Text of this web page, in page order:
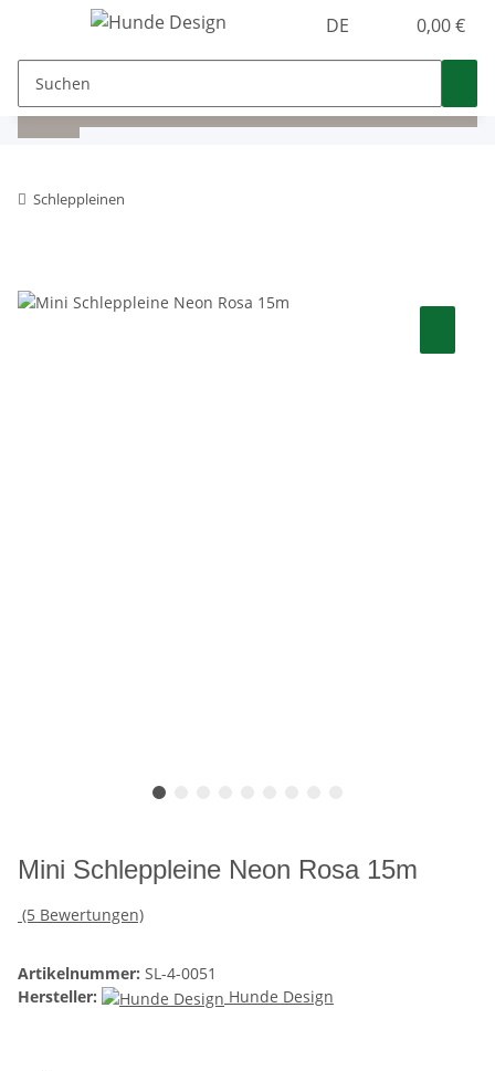
DE 0,00 €
Schleppleinen
Mini Schleppleine Neon Rosa 15m
(5 Bewertungen)
Artikelnummer: SL-4-0051
Hersteller:
Hunde Design